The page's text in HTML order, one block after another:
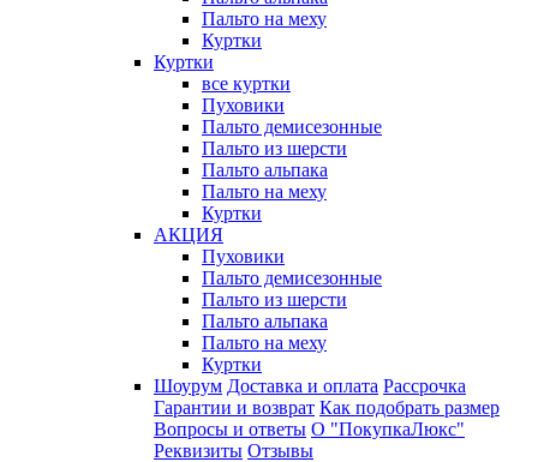
Пальто на меху
Куртки
Куртки
все куртки
Пуховики
Пальто демисезонные
Пальто из шерсти
Пальто альпака
Пальто на меху
Куртки
АКЦИЯ
Пуховики
Пальто демисезонные
Пальто из шерсти
Пальто альпака
Пальто на меху
Куртки
Шоурум Доставка и оплата Рассрочка
Гарантии и возврат Как подобрать размер
Вопросы и ответы О "ПокупкаЛюкс"
Реквизиты Отзывы